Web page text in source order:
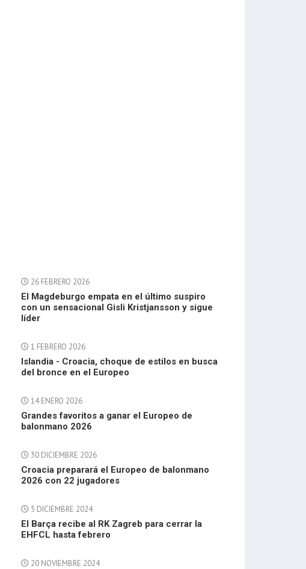
26 FEBRERO 2026
El Magdeburgo empata en el último suspiro
con un sensacional Gisli Kristjansson y sigue
líder
1 FEBRERO 2026
Islandia - Croacia, choque de estilos en busca
del bronce en el Europeo
14 ENERO 2026
Grandes favoritos a ganar el Europeo de
balonmano 2026
30 DICIEMBRE 2026
Croacia preparará el Europeo de balonmano
2026 con 22 jugadores
5 DICIEMBRE 2024
El Barça recibe al RK Zagreb para cerrar la
EHFCL hasta febrero
20 NOVIEMBRE 2024